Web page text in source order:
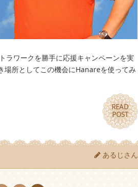
ラワークを勝手に応援キャンペーンを実
場所としてこの機会にHanareを使ってみ
READ
POST
READ
POST
あるじさん